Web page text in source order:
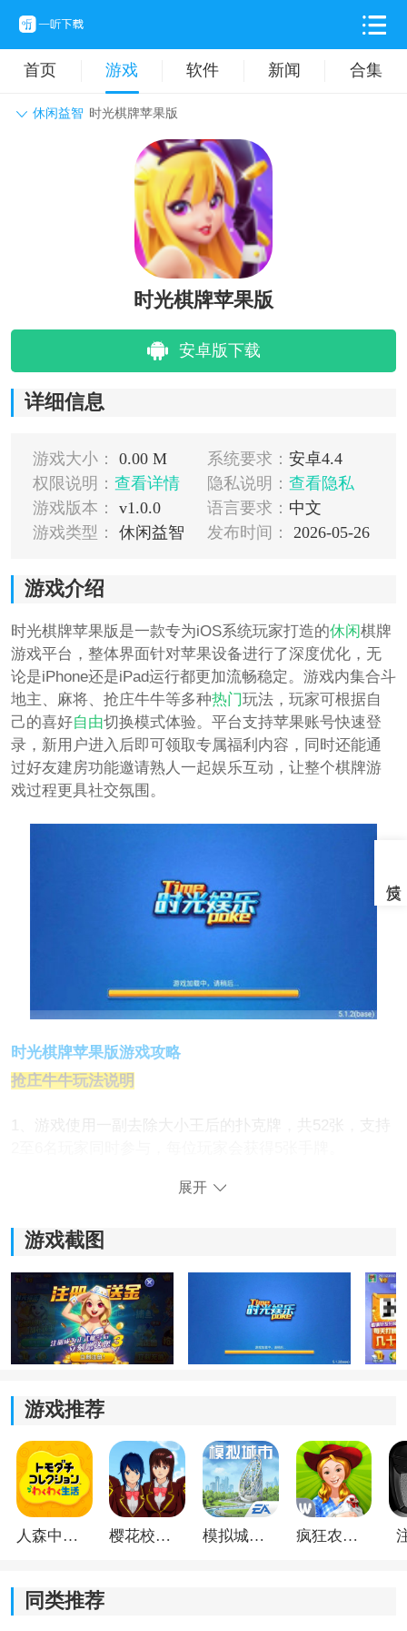
首页 游戏 软件 新闻 合集
休闲益智 时光棋牌苹果版
动作格斗 休闲益智
卡牌对战 音乐舞蹈
挂机养成
时光棋牌苹果版
安卓版下载
详细信息
游戏大小： 0.00 M 系统要求： 安卓4.4
权限说明： 查看详情 隐私说明： 查看隐私
游戏版本：
v1.0.0 语言要求： 中文
游戏类型：
休闲益智 发布时间： 2026-05-26
游戏介绍
时光棋牌苹果版是一款专为iOS系统玩家打造的休闲棋牌
游戏平台，整体界面针对苹果设备进行了深度优化，无
论是iPhone还是iPad运行都更加流畅稳定。游戏内集合斗
地主、麻将、抢庄牛牛等多种热门玩法，玩家可根据自
己的喜好自由切换模式体验。平台支持苹果账号快速登
录，新用户进入后即可领取专属福利内容，同时还能通
过好友建房功能邀请熟人一起娱乐互动，让整个棋牌游
戏过程更具社交氛围。
时光棋牌苹果版游戏攻略
抢庄牛牛玩法说明
1、游戏使用一副去除大小王后的扑克牌，共52张，支持
首局由系统随机分配庄家身份，后续若庄家出现“无牛”牌
型，则自动轮换下一位玩家坐庄；若庄家拿到牛九等高
牌，则可继续连庄。
3、牌型计算方式：
结果。玩家需从5张牌中拆分出两组，其中3张牌组合点
数需凑成10的倍数，剩余2张牌再计算牛几。
在点数计算中，10、J、Q、K都按10点处理，A则视为1
点。不过在最终比较大小时，K、Q、J、10之间依旧存
在大小区别，并不是完全相同。
无牛：
展开
游戏截图
游戏推荐
人森中文版 樱花校园模拟器1.048.00中文版 模拟城市我是巿长联机版 疯狂农场3美国派19
同类推荐